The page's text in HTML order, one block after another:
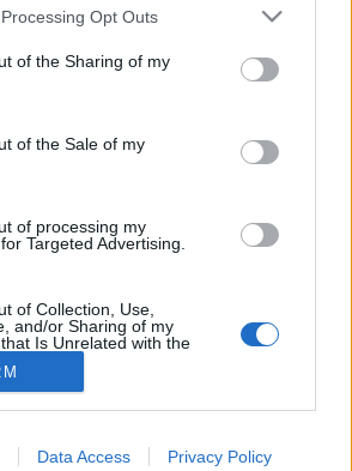
website/app uses one or more Google
or usage behaviour. You may click to
to Google and its third-party tags to
specified purposes in below Google
Opt Outs
of the Sharing of my
of the Sale of my
of processing my
Targeted Advertising.
of Collection, Use,
and/or Sharing of my
Is Unrelated with the
it was collected.
Data Access Privacy Policy
Küldés Messengeren